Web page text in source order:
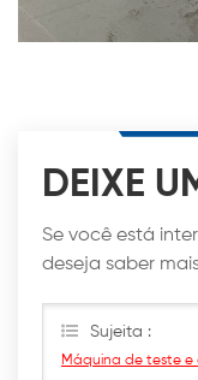
DEIXE
Se você está
deseja saber
possível.Sujeita :
Máquina de teste e